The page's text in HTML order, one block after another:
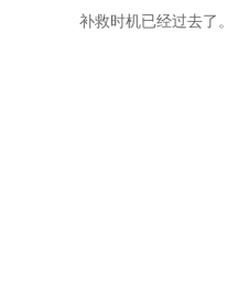
补救时机已经过去了。